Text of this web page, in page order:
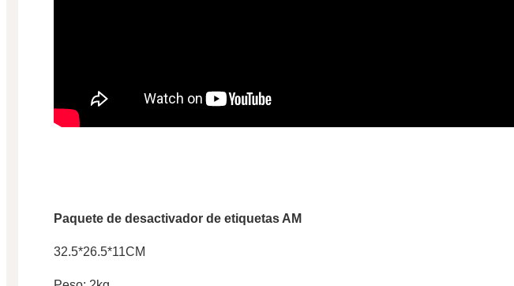
Paquete de desactivador de etiquetas AM
32.5*26.5*11CM